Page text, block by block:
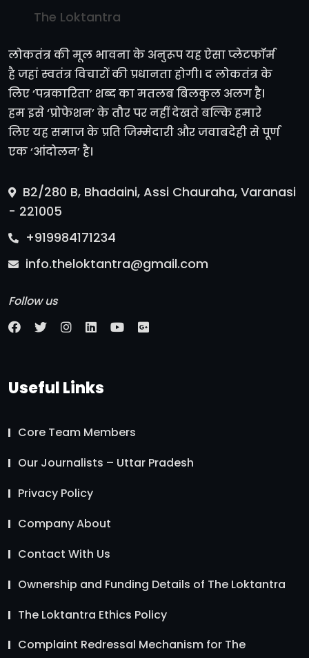
The Loktantra
लोकतंत्र की मूल भावना के अनुरूप यह ऐसा प्लेटफॉर्म
है जहां स्वतंत्र विचारों की प्रधानता होगी। द लोकतंत्र के
लिए ‘पत्रकारिता’ शब्द का मतलब बिलकुल अलग है।
हम इसे ‘प्रोफेशन’ के तौर पर नहीं देखते बल्कि हमारे
लिए यह समाज के प्रति जिम्मेदारी और जवाबदेही से पूर्ण
एक ‘आंदोलन’ है।
B2/280 B, Bhadaini, Assi Chauraha, Varanasi
- 221005
+919984171234
info.theloktantra@gmail.com
Follow us
Useful Links
Core Team Members
Our Journalists – Uttar Pradesh
Privacy Policy
Company About
Contact With Us
Ownership and Funding Details of The Loktantra
The Loktantra Ethics Policy
Complaint Redressal Mechanism for The